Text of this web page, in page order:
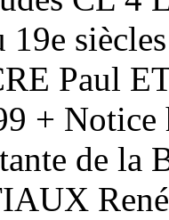
19e
Paul
+ Notice
de la